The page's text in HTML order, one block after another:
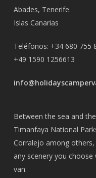
Abades, Tenerife.
Islas Canarias
Teléfonos: ‭+34 680 755
+49 1590 1256613
Between the sea and
Timanfaya National
Corralejo among others,
any scenery you
van.